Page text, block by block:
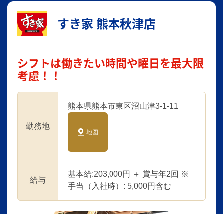
すき家 熊本秋津店
シフトは働きたい時間や曜日を最大限
考慮！！
勤務地
熊本県熊本市東区沼山津3-1-11
地図
給与
基本給:203,000円 ＋ 賞与年2回 ※
手当（入社時）: 5,000円含む